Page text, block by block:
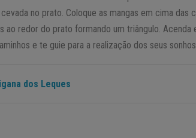
no prato. Coloque as mangas em cima das
ao redor do prato formando um triângulo.
e te guie para a realização dos seus
dos Leques